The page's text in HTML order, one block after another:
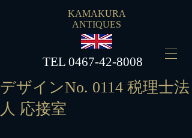
KAMAKURA
ANTIQUES
​TEL 0467-42-8008
デザインNo. 0114 税理士法
人 応接室